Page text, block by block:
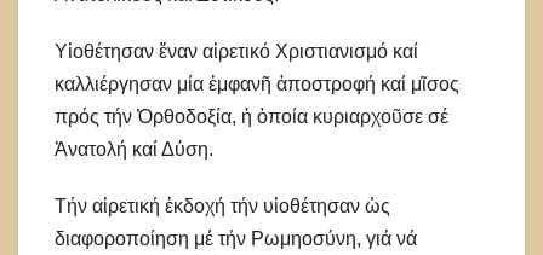
Υἱοθέτησαν ἕναν αἱρετικό Χριστιανισμό καί
καλλιέργησαν μία ἐμφανῆ ἀποστροφή καί μῖσος
πρός τήν Ὀρθοδοξία, ἡ ὁποία κυριαρχοῦσε σέ
Ἀνατολή καί Δύση.
Τήν αἱρετική ἐκδοχή τήν υἱοθέτησαν ὡς
διαφοροποίηση μέ τήν Ρωμηοσύνη, γιά νά